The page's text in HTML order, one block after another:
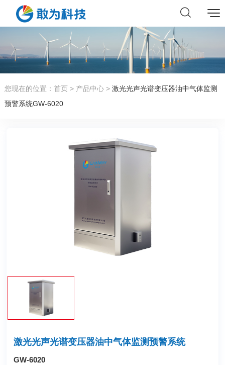
您现在的位置： 首页> 产品中心> 激光光声光谱变压器油中气体监测
预警系统GW-6020
激光光声光谱变压器油中气体监测预警系统
GW-6020